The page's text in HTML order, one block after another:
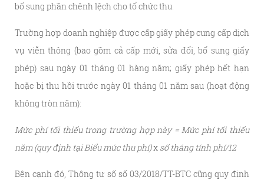
bổ sung phần chênh lệch cho tổ chức thu.
Trường hợp doanh nghiệp được cấp giấy phép cung cấp dịch
vụ viễn thông (bao gồm cả cấp mới, sửa đổi, bổ sung giấy
phép) sau ngày 01 tháng 01 hàng năm; giấy phép hết hạn
hoặc bị thu hồi trước ngày 01 tháng 01 năm sau (hoạt động
không tròn năm):
Mức phí tối thiểu trong trường hợp này = Mức phí tối thiểu
năm (quy định tại Biểu mức thu phí)x số tháng tính phí/12
Bên cạnh đó, Thông tư số số 03/2018/TT-BTC cũng quy định